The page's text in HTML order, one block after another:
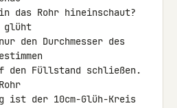
das Rohr hineinschaut?
glüht
den Durchmesser des
den Füllstand schließen.
ist der 10cm-Glüh-Kreis